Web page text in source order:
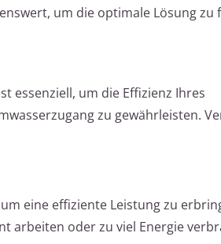
um die optimale Lösung zu
essenziell, um die Effizienz Ihres
zu gewährleisten.
eine effiziente Leistung zu
arbeiten oder zu viel Energie